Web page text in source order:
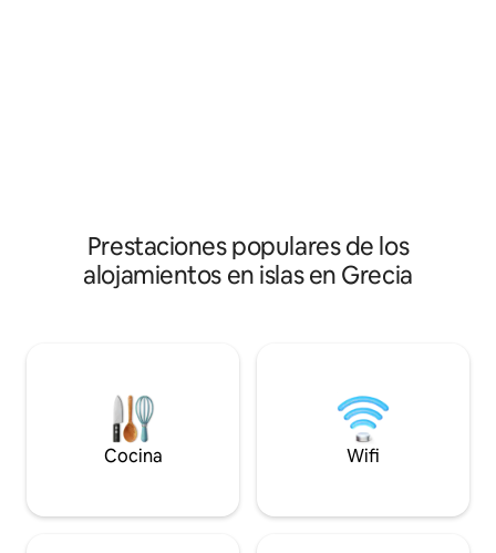
Prestaciones populares de los
alojamientos en islas en Grecia
Cocina Wifi